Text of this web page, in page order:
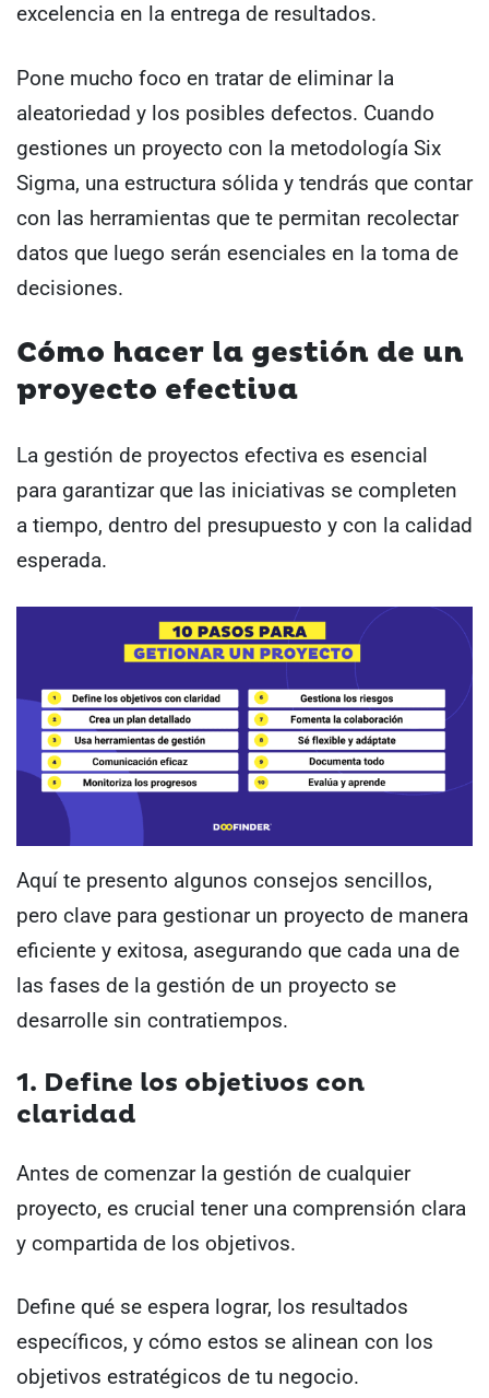
excelencia en la entrega de resultados.
Pone mucho foco en tratar de eliminar la
aleatoriedad y los posibles defectos. Cuando
gestiones un proyecto con la metodología Six
Sigma, una estructura sólida y tendrás que contar
con las herramientas que te permitan recolectar
datos que luego serán esenciales en la toma de
decisiones.
Cómo hacer la gestión de un
proyecto efectiva
La gestión de proyectos efectiva es esencial
para garantizar que las iniciativas se completen
a tiempo, dentro del presupuesto y con la calidad
esperada.
Aquí te presento algunos consejos sencillos,
pero clave para gestionar un proyecto de manera
eficiente y exitosa, asegurando que cada una de
las fases de la gestión de un proyecto se
desarrolle sin contratiempos.
1. Define los objetivos con
claridad
Antes de comenzar la gestión de cualquier
proyecto, es crucial tener una comprensión clara
y compartida de los objetivos.
Define qué se espera lograr, los resultados
específicos, y cómo estos se alinean con los
objetivos estratégicos de tu negocio.